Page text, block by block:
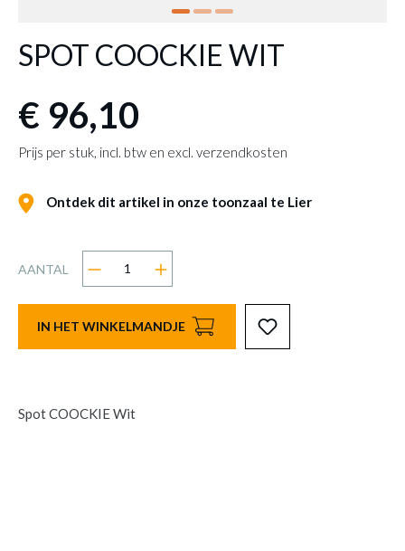
SPOT COOCKIE WIT
€ 96,10
Prijs per stuk, incl. btw en excl. verzendkosten
Ontdek dit artikel in onze toonzaal te Lier
AANTAL
IN HET WINKELMANDJE
Spot COOCKIE Wit